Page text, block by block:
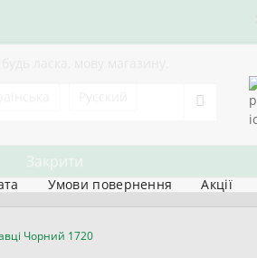
Умови повернення Акції
Чорний 1720
Русский
Закрити